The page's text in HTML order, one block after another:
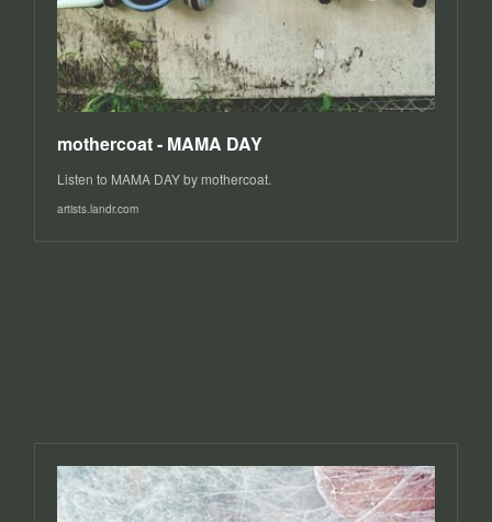
mothercoat - MAMA DAY
Listen to MAMA DAY by mothercoat.
artists.landr.com